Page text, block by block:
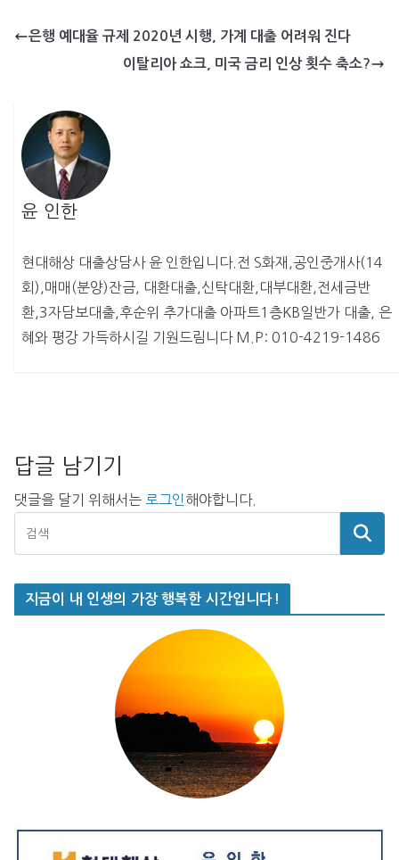
은행 예대율 규제 2020년 시행, 가계 대출 어려워 진다
이탈리아 쇼크, 미국 금리 인상 횟수 축소?
윤 인한
현대해상 대출상담사 윤 인한입니다.전 S화재,공인중개사(14
회),매매(분양)잔금, 대환대출,신탁대환,대부대환,전세금반
환,3자담보대출,후순위 추가대출 아파트1층KB일반가 대출, 은
혜와 평강 가득하시길 기원드림니다 M.P: 010-4219-1486
답글 남기기
댓글을 달기 위해서는 로그인 해야합니다.
지금이 내 인생의 가장 행복한 시간입니다!